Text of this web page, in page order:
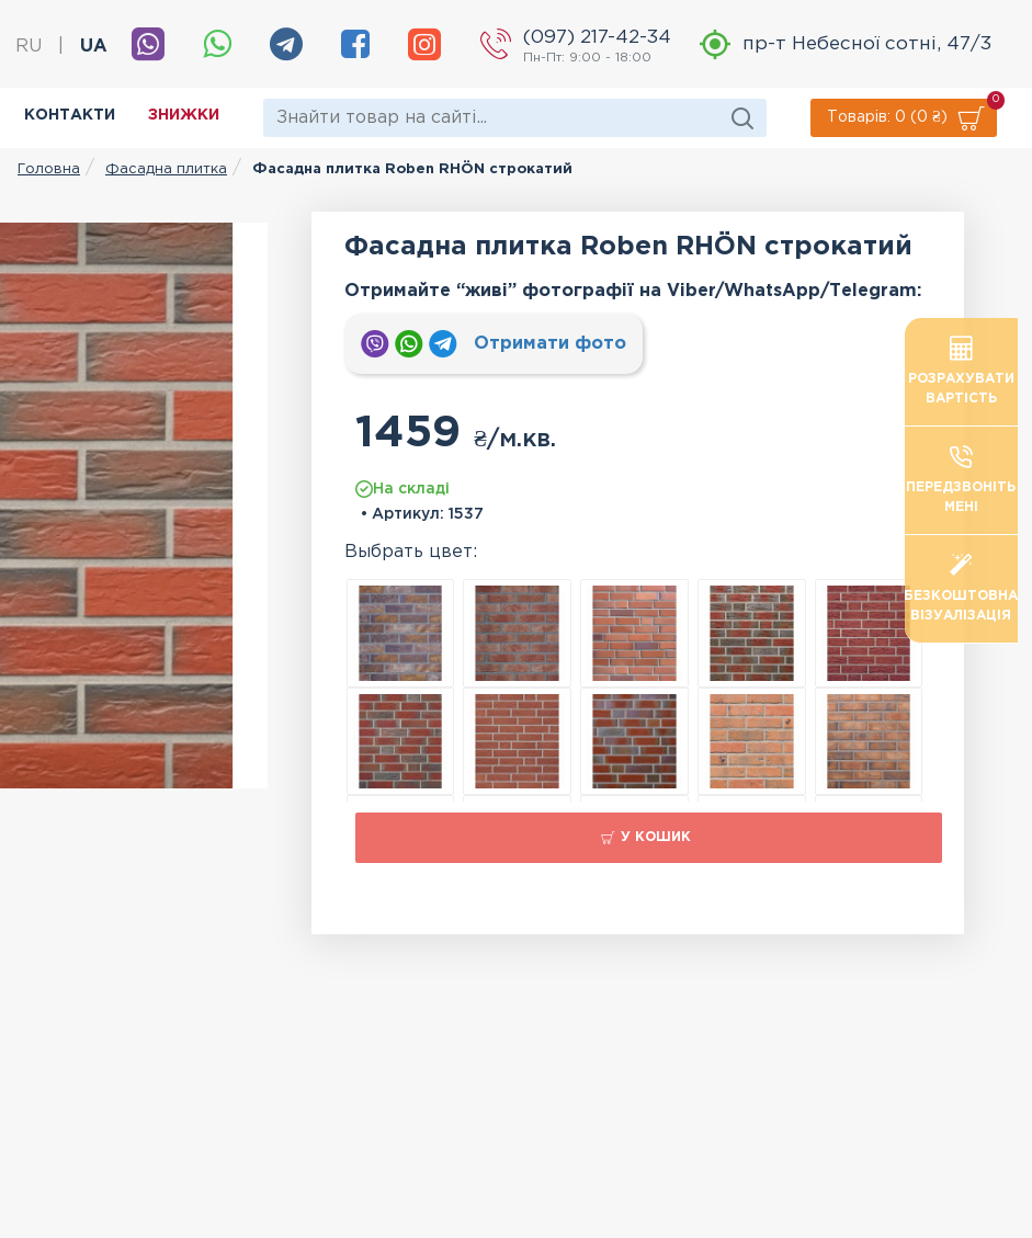
RU UA
(097) 217-42-34
Пн-Пт: 9:00 - 18:00
пр-т Небесної сотні, 47/3
КОНТАКТИ ЗНИЖКИ Товарів: 0 (0 ₴)
0
Головна Фасадна плитка Фасадна плитка Roben RHÖN строкатий
Фасадна плитка Roben RHÖN строкатий
Отримайте “живі” фотографії на Viber/WhatsApp/Тelegram:
Отримати фото
1459 ₴/м.кв.
На складі
• Артикул: 1537
Выбрать цвет:
У КОШИК
РОЗРАХУВАТИ
ВАРТІСТЬ
ПЕРЕДЗВОНІТЬ
МЕНІ
БЕЗКОШТОВНА
ВІЗУАЛІЗАЦІЯ